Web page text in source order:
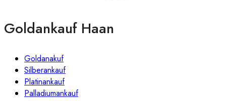
Goldankauf Haan
Goldanakuf
Silberankauf
Platinankauf
Palladiumankauf